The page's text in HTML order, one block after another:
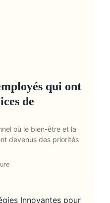
qui ont
de
où le bien-être et la
devenus des priorités